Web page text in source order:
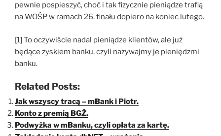
pewnie pospieszyć, choć i tak fizycznie pieniądze trafią
na WOŚP w ramach 26. finału dopiero na koniec lutego.
[1] To oczywiście nadal pieniądze klientów, ale już
będące zyskiem banku, czyli nazywajmy je pieniędzmi
banku.
Related Posts:
Jak wszyscy tracą – mBank i Piotr.
Konto z premią BGŻ.
Podwyżka w mBanku, czyli opłata za kartę.